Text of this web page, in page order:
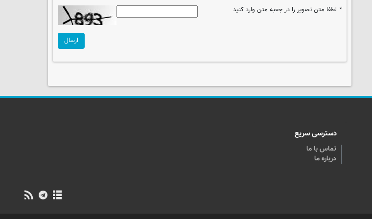
* لطفا متن تصویر را در جعبه متن وارد کنید
ارسال
دسترسی سریع
تماس با ما
درباره ما